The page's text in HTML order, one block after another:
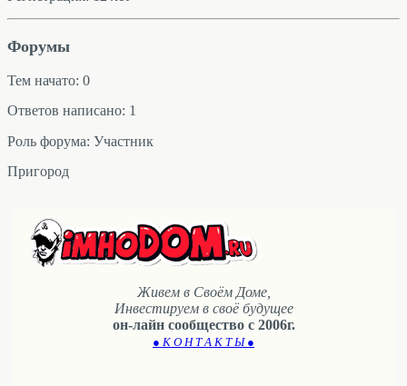
Форумы
Тем начато: 0
Ответов написано: 1
Роль форума: Участник
Пригород
Живем в Своём Доме,
Инвестируем в своё будущее
он-лайн сообщество с 2006г.
● К О Н Т А К Т Ы ●